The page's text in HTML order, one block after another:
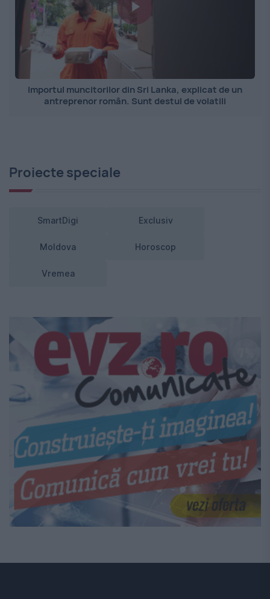
Importul muncitorilor din Sri Lanka, explicat de un
antreprenor român. Sunt destul de volatili
Proiecte speciale
SmartDigi Exclusiv
Moldova Horoscop
Vremea